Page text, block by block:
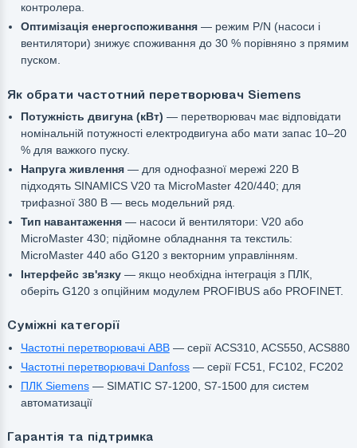
контролера.
Оптимізація енергоспоживання— режим P/N (насоси і
вентилятори) знижує споживання до 30 % порівняно з прямим
пуском.
Як обрати частотний перетворювач Siemens
Потужність двигуна (кВт) — перетворювач має відповідати
номінальній потужності електродвигуна або мати запас 10–20
% для важкого пуску.
Напруга живлення— для однофазної мережі 220 В
підходять SINAMICS V20 та MicroMaster 420/440; для
трифазної 380 В — весь модельний ряд.
Тип навантаження— насоси й вентилятори: V20 або
MicroMaster 430; підйомне обладнання та текстиль:
MicroMaster 440 або G120 з векторним управлінням.
Інтерфейс зв'язку— якщо необхідна інтеграція з ПЛК,
оберіть G120 з опційним модулем PROFIBUS або PROFINET.
Суміжні категорії
Частотні перетворювачі ABB— серії ACS310, ACS550, ACS880
Частотні перетворювачі Danfoss— серії FC51, FC102, FC202
ПЛК Siemens— SIMATIC S7-1200, S7-1500 для систем
автоматизації
Гарантія та підтримка